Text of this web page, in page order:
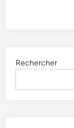
Rechercher